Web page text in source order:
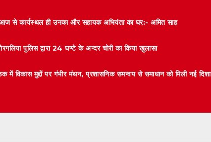
आज से कार्यस्थल ही उनका और सहायक अभियंता का घर:- अमित साह
पुलिस द्वारा 24 घण्टे के अन्दर चोरी का किया खुलासा
बैठक में विकास मुद्दों पर गंभीर मंथन, प्रशासनिक समन्वय से समाधान को मिली नई दिशा